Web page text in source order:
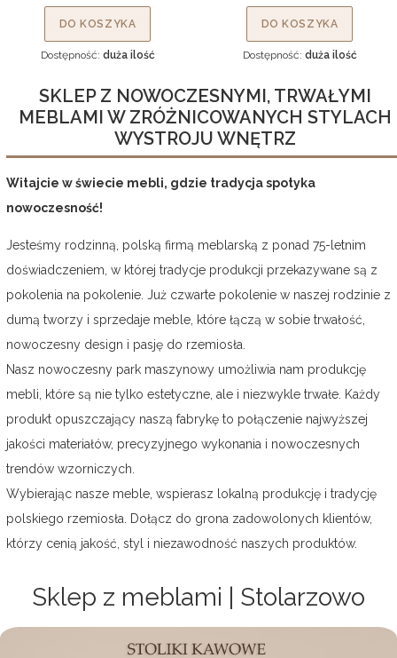
DO KOSZYKA
Dostępność: duża ilość
DO KOSZYKA
Dostępność: duża ilość
SKLEP Z NOWOCZESNYMI, TRWAŁYMI
MEBLAMI W ZRÓŻNICOWANYCH STYLACH
WYSTROJU WNĘTRZ
Witajcie w świecie mebli, gdzie tradycja spotyka
nowoczesność!
Jesteśmy rodzinną, polską firmą meblarską z ponad 75-letnim
doświadczeniem, w której tradycje produkcji przekazywane są z
pokolenia na pokolenie. Już czwarte pokolenie w naszej rodzinie z
dumą tworzy i sprzedaje meble, które łączą w sobie trwałość,
nowoczesny design i pasję do rzemiosła.
Nasz nowoczesny park maszynowy umożliwia nam produkcję
mebli, które są nie tylko estetyczne, ale i niezwykle trwałe. Każdy
produkt opuszczający naszą fabrykę to połączenie najwyższej
jakości materiałów, precyzyjnego wykonania i nowoczesnych
trendów wzorniczych.
Wybierając nasze meble, wspierasz lokalną produkcję i tradycję
polskiego rzemiosła. Dołącz do grona zadowolonych klientów,
którzy cenią jakość, styl i niezawodność naszych produktów.
Sklep z meblami | Stolarzowo